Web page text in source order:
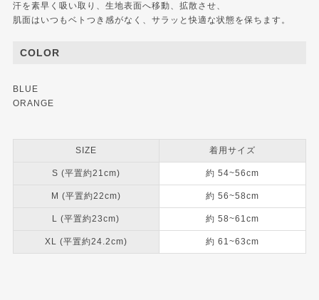
汗を素早く吸い取り、生地表面へ移動、拡散させ、
肌面はいつもベトつき感がなく、サラッと快適な状態を保ちます。
COLOR
BLUE
ORANGE
SIZE 着用サイズ
S (平置約21cm) 約 54~56cm
M (平置約22cm) 約 56~58cm
L (平置約23cm) 約 58~61cm
XL (平置約24.2cm) 約 61~63cm